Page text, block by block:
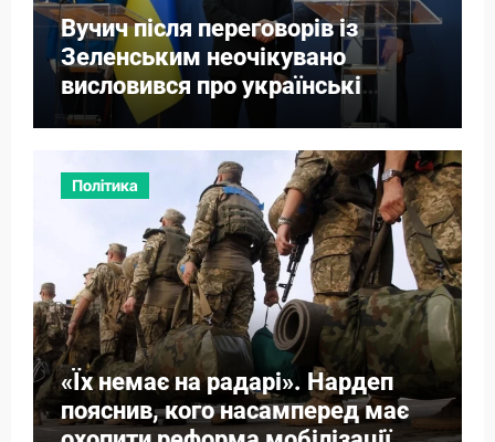
Вучич після переговорів із
Зеленським неочікувано
висловився про українські
території
Політика
«Їх немає на радарі». Нардеп
пояснив, кого насамперед має